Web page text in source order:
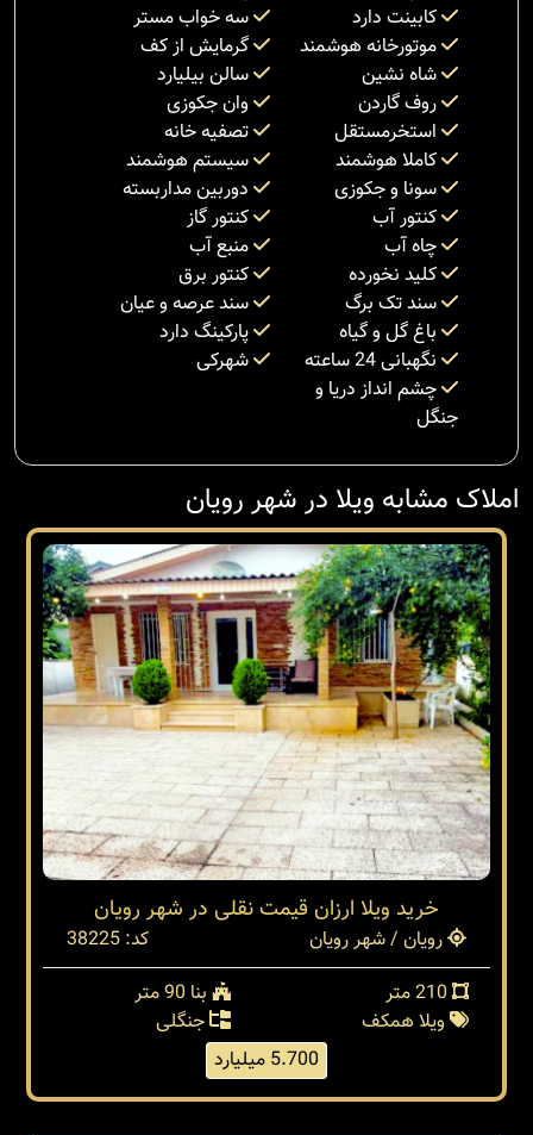
کابینت دارد
سه خواب مستر
موتورخانه هوشمند
گرمایش از کف
شاه نشین
سالن بیلیارد
روف گاردن
وان جکوزی
استخرمستقل
تصفیه خانه
کاملا هوشمند
سیستم هوشمند
سونا و جکوزی
دوربین مداربسته
کنتور آب
کنتور گاز
چاه آب
منبع آب
کلید نخورده
کنتور برق
سند تک برگ
سند عرصه و عیان
باغ گل و گیاه
پارکینگ دارد
نگهبانی 24 ساعته
شهرکی
چشم انداز دریا و
جنگل
املاک مشابه ویلا در شهر رویان
خرید ویلا ارزان قیمت نقلی در شهر رویان
رویان / شهر رویان
کد: 38225
بنا 90 متر
ویلا همکف
جنگلی
5.700 میلیارد